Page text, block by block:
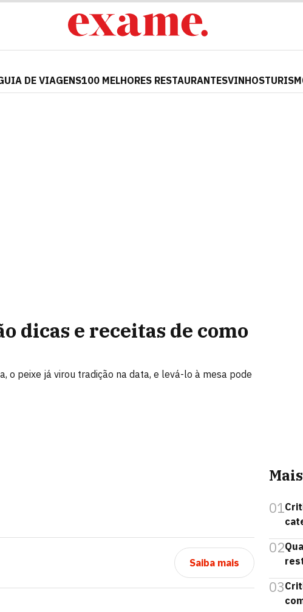
DE VIAGENS100 MELHORES RESTAURANTESVINHOS
dicas e receitas de como
o peixe já virou tradição na data, e levá-lo à mesa pode
Saiba mais
01
02
03